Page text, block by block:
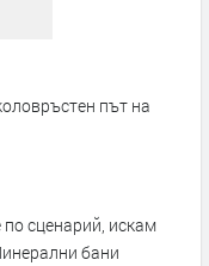
път на
сценарий, искам
бани